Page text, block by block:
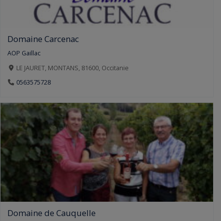
Domaine Carcenac
AOP Gaillac
LE JAURET, MONTANS, 81600, Occitanie
0563575728
Domaine de Cauquelle